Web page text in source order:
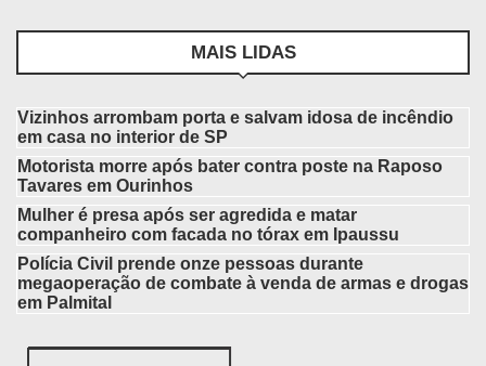
MAIS LIDAS
Vizinhos arrombam porta e salvam idosa de incêndio
em casa no interior de SP
Motorista morre após bater contra poste na Raposo
Tavares em Ourinhos
Mulher é presa após ser agredida e matar
companheiro com facada no tórax em Ipaussu
Polícia Civil prende onze pessoas durante
megaoperação de combate à venda de armas e drogas
em Palmital